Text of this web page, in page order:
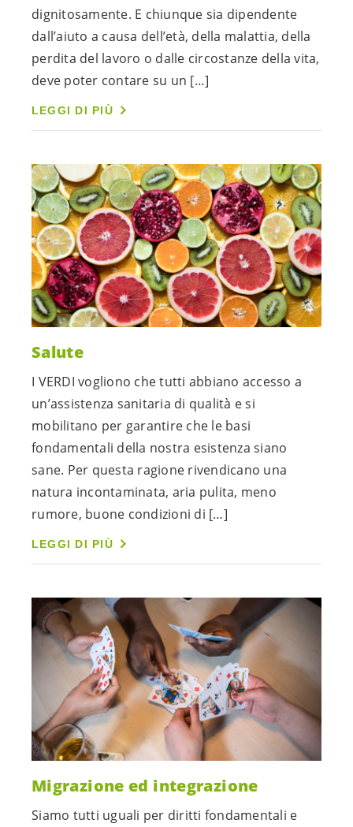
dignitosamente. E chiunque sia dipendente
dall’aiuto a causa dell’età, della malattia, della
perdita del lavoro o dalle circostanze della vita,
deve poter contare su un […]
LEGGI DI PIÙ
Salute
I VERDI vogliono che tutti abbiano accesso a
un’assistenza sanitaria di qualità e si
mobilitano per garantire che le basi
fondamentali della nostra esistenza siano
sane. Per questa ragione rivendicano una
natura incontaminata, aria pulita, meno
rumore, buone condizioni di […]
LEGGI DI PIÙ
Migrazione ed integrazione
Siamo tutti uguali per diritti fondamentali e